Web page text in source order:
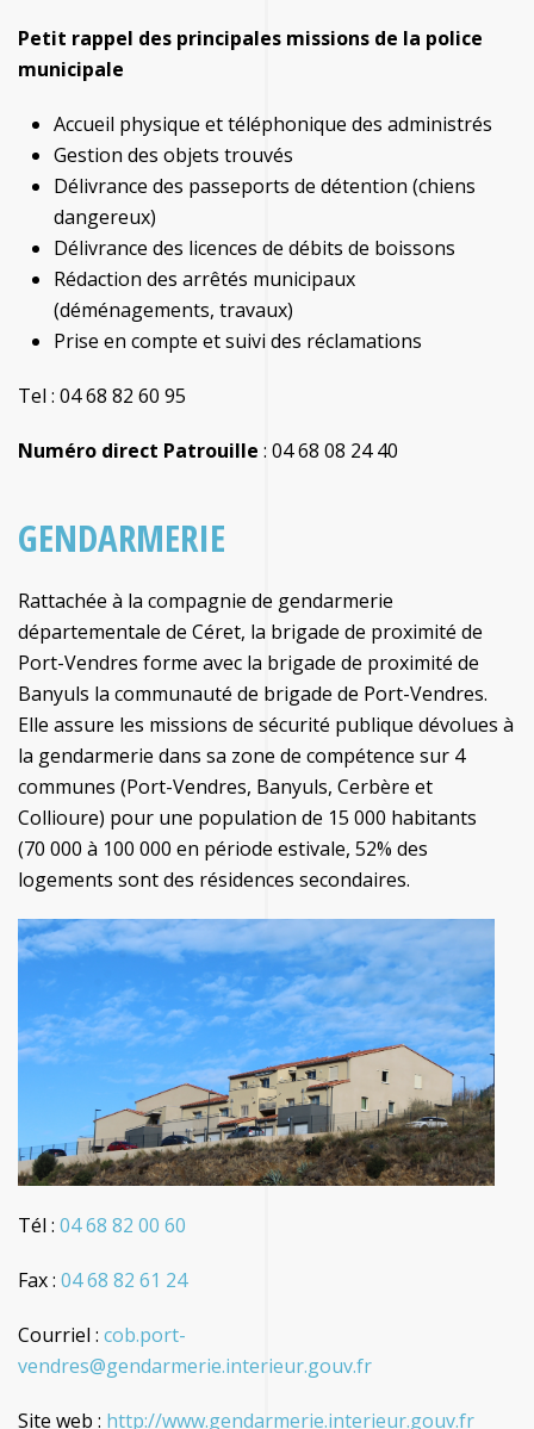
Petit rappel des principales missions de la police
municipale
Accueil physique et téléphonique des administrés
Gestion des objets trouvés
Délivrance des passeports de détention (chiens
dangereux)
Délivrance des licences de débits de boissons
Rédaction des arrêtés municipaux
(déménagements, travaux)
Prise en compte et suivi des réclamations
Tel : 04 68 82 60 95
Numéro direct Patrouille : 04 68 08 24 40
GENDARMERIE
Rattachée à la compagnie de gendarmerie
départementale de Céret, la brigade de proximité de
Port-Vendres forme avec la brigade de proximité de
Banyuls la communauté de brigade de Port-Vendres.
Elle assure les missions de sécurité publique dévolues à
la gendarmerie dans sa zone de compétence sur 4
communes (Port-Vendres, Banyuls, Cerbère et
Collioure) pour une population de 15 000 habitants
(70 000 à 100 000 en période estivale, 52% des
logements sont des résidences secondaires.
Tél : 04 68 82 00 60
Fax : 04 68 82 61 24
Courriel : cob.port-
vendres@gendarmerie.interieur.gouv.fr
Site web : http://www.gendarmerie.interieur.gouv.fr